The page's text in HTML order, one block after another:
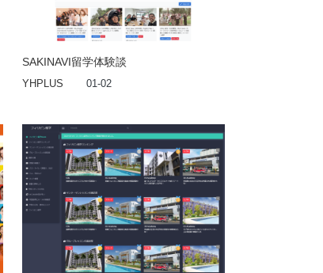
SAKINAVI留学体験談
YHPLUS 01-02